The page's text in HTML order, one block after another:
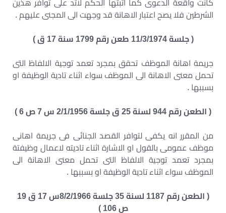
كانت واقعة الدعوى كما اثبتها الحكم لاتد على توافر هذين
الشرطين فلا يصح اعتبار الاهانة قد وجهت الى المجنى عليهم .
( جلسة 11/3/1974 طعن رقم 1799 سنة 17 ق )
جريمة اهانة الموظف تحقق بمجرد تعمد توجية الالفاظ التى
تحمل معنى الاهانة الى الموظف سواء اثناء تادية الوظيفة او
بسببها .
( الطعن رقم 944 لسنة 25 ق جلسة 2/1/1956 س 7 ص 6 )
من المقرر انه يكفى لتوافر القصد الجنائى فى جريمة اهانى
موظف عمومى بالقول او الاشارة اثناء تاديته لاعمال وظيفتة
بمجرد تعمد توجية الالفاظ التى تحمل معنى الاهانة الى
الموظف سواء اثناء تادية الوظيفة او بسببها .
( الطعن رقم 1187 لسنة 35 جلسة 8/2/1966س 17 ق 19
ص 106 )